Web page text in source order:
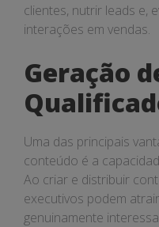
clientes, nutrir leads e,
interações em vendas.
Geração
Uma das principais
conteúdo é a
Ao criar e distribuir
executivos podem
genuinamente